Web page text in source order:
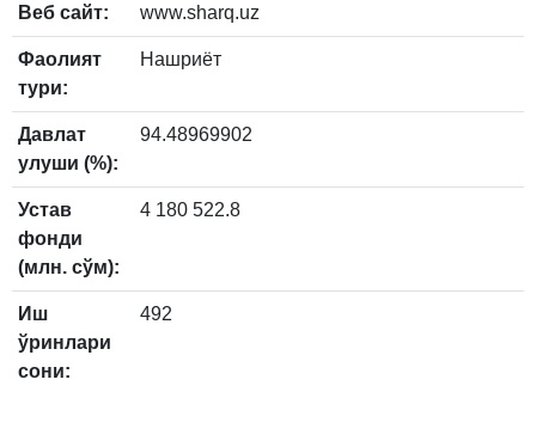
Веб сайт: www.sharq.uz
Фаолият
тури:
Нашриёт
Давлат
улуши (%):
94.48969902
Устав
фонди
(млн. сўм):
4 180 522.8
Иш
ўринлари
сони:
492